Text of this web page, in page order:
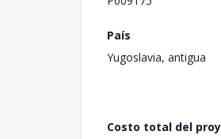
País
Yugoslavia, antigua
Costo total del